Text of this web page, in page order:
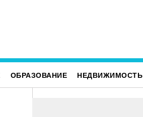
ОБРАЗОВАНИЕ НЕДВИЖИМОСТЬ